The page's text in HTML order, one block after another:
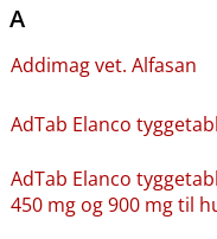
A
Addimag vet. Alfasan
AdTab Elanco
AdTab Elanco
450 mg og 900 mg til